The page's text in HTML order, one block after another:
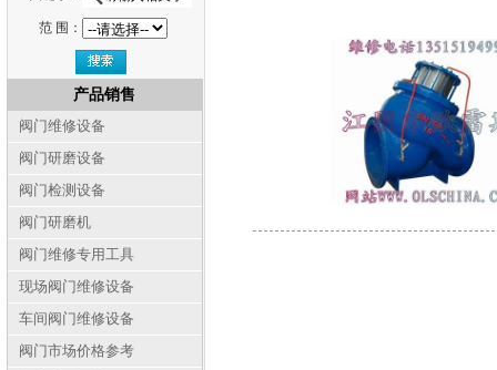
范 围：
产品销售
阀门维修设备
阀门研磨设备
阀门检测设备
阀门研磨机
阀门维修专用工具
现场阀门维修设备
车间阀门维修设备
阀门市场价格参考